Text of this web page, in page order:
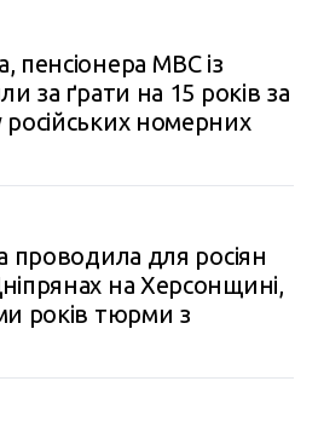
пенсіонера МВС із
за ґрати на 15 років за
номерних
проводила для росіян
на Херсонщині,
років тюрми з